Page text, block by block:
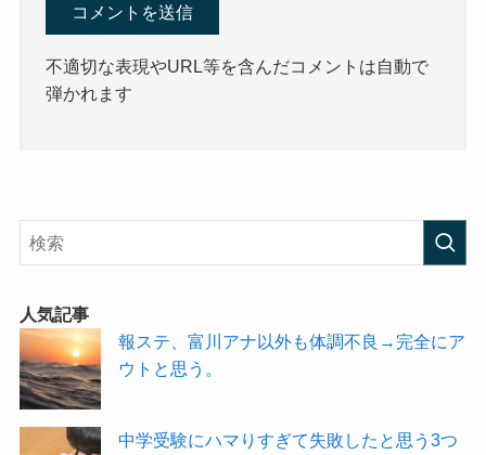
不適切な表現やURL等を含んだコメントは自動で
弾かれます
人気記事
報ステ、富川アナ以外も体調不良→完全にア
ウトと思う。
中学受験にハマりすぎて失敗したと思う3つ